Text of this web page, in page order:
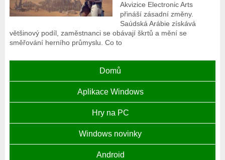
Akvizice Electronic Arts
přináší zásadní změny.
Saúdská Arábie získává
většinový podíl, zaměstnanci se obávají škrtů a mění se
směřování herního průmyslu. Co to
Domů
Aplikace Windows
Hry na PC
Windows novinky
Android